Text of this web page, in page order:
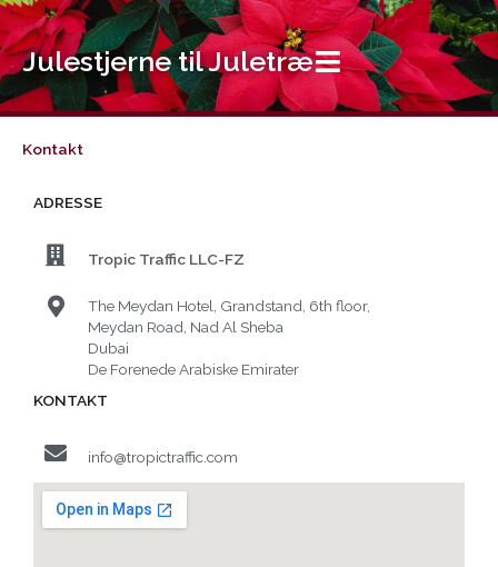
Gå
til
indholdet
Julestjerne til Juletræ
Kontakt
ADRESSE
Tropic Traffic LLC-FZ
The Meydan Hotel, Grandstand, 6th floor,
Meydan Road, Nad Al Sheba
Dubai
De Forenede Arabiske Emirater
KONTAKT
info@tropictraffic.com